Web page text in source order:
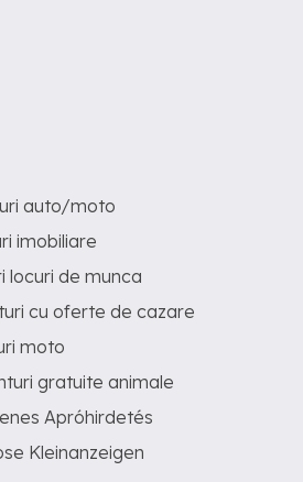
auto/moto
imobiliare
locuri de munca
cu oferte de cazare
moto
gratuite animale
Apróhirdetés
Kleinanzeigen